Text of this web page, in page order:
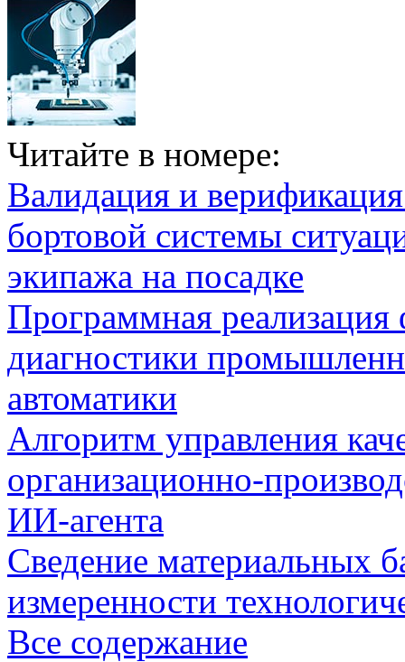
Читайте в номере:
Валидация и
бортовой системы
экипажа на посадке
Программная
диагностики
автоматики
Алгоритм управления
организационно-
ИИ-агента
Сведение материальных
измеренности
Все содержание